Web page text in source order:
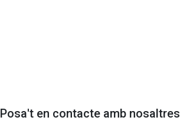
Posa't en contacte amb nosaltres